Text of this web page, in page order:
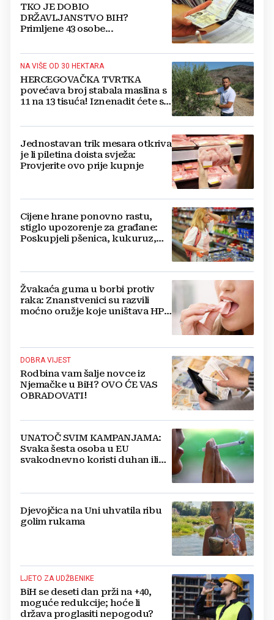
TKO JE DOBIO
DRŽAVLJANSTVO BIH?
Primljene 43 osobe...
NA VIŠE OD 30 HEKTARA
HERCEGOVAČKA TVRTKA
povećava broj stabala maslina s
11 na 13 tisuća! Iznenadit ćete se
Jednostavan trik mesara otkriva
je li piletina doista svježa:
Provjerite ovo prije kupnje
Cijene hrane ponovno rastu,
stiglo upozorenje za građane:
Poskupjeli pšenica, kukuruz,
Žvakaća guma u borbi protiv
raka: Znanstvenici su razvili
moćno oružje koje uništava HPV
DOBRA VIJEST
Rodbina vam šalje novce iz
Njemačke u BiH? OVO ĆE VAS
OBRADOVATI!
UNATOČ SVIM KAMPANJAMA:
Svaka šesta osoba u EU
svakodnevno koristi duhan ili
Djevojčica na Uni uhvatila ribu
golim rukama
LJETO ZA UDŽBENIKE
BiH se deseti dan prži na +40,
moguće redukcije; hoće li
država proglasiti nepogodu?